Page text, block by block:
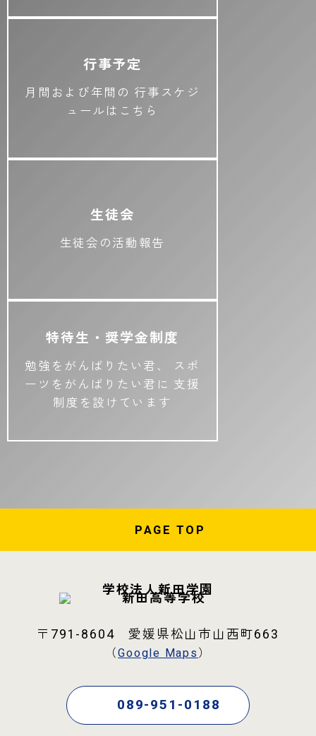
行事予定
月間および年間の 行事スケジ
ュールはこちら
生徒会
生徒会の活動報告
特待生・奨学金制度
勉強をがんばりたい君、
スポ
ーツをがんばりたい君に 支援
制度を設けています
PAGE TOP
学校法人新田学園
〒791-8604 愛媛県松山市山西町663
（Google Maps）
089-951-0188